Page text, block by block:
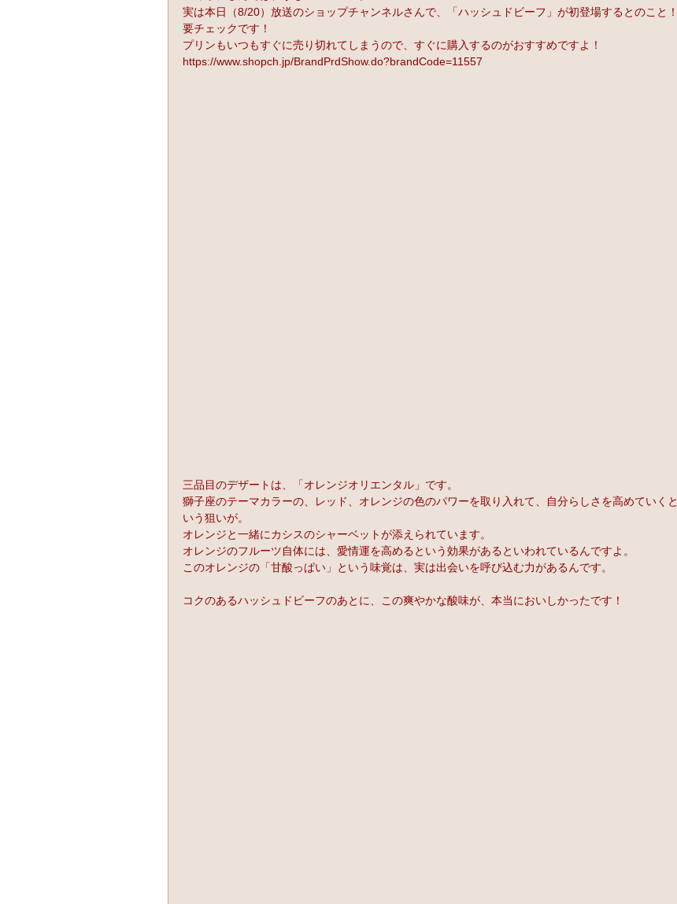
実は本日（8/20）放送のショップチャンネルさんで、「ハッシュドビーフ」が初登場するとのこと！
要チェックです！
プリンもいつもすぐに売り切れてしまうので、すぐに購入するのがおすすめですよ！
https://www.shopch.jp/BrandPrdShow.do?brandCode=11557
三品目のデザートは、「オレンジオリエンタル」です。
獅子座のテーマカラーの、レッド、オレンジの色のパワーを取り入れて、自分らしさを高めていくと
いう狙いが。
オレンジと一緒にカシスのシャーベットが添えられています。
オレンジのフルーツ自体には、愛情運を高めるという効果があるといわれているんですよ。
このオレンジの「甘酸っぱい」という味覚は、実は出会いを呼び込む力があるんです。
コクのあるハッシュドビーフのあとに、この爽やかな酸味が、本当においしかったです！